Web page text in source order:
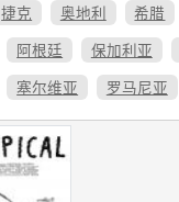
捷克 奥地利 希腊
阿根廷 保加利亚
塞尔维亚 罗马尼亚